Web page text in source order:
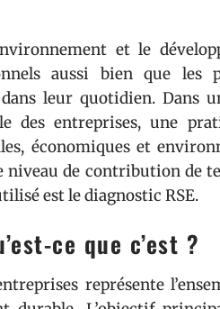
et le
aussi bien que les
leur quotidien. Dans
des entreprises, une
économiques et
niveau de contribution de
est le diagnostic RSE.
ce que c’est ?
représente